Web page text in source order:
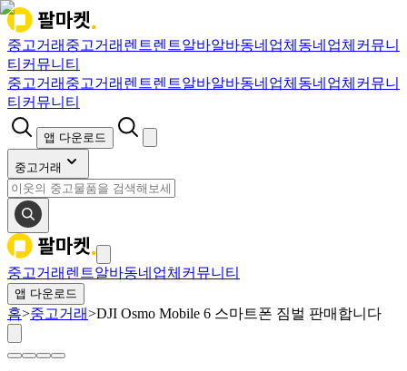
중고거래 중고거래 렌트렌트알바알바동네업체 동네업체 커뮤니
티 커뮤니티
중고거래 중고거래 렌트렌트알바알바동네업체 동네업체 커뮤니
티 커뮤니티
앱 다운로드
중고거래
중고거래 렌트알바동네업체 커뮤니티
앱 다운로드
홈>중고거래>DJI Osmo Mobile 6 스마트폰 짐벌 판매합니다